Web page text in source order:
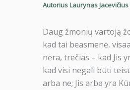
AutoriusLaurynas Jacevičius
Daug žmonių vartoją
kad tai beasmenė,
nėra, trečias – kad Jis
kad visi negali būti
arba ne; Jis arba yra